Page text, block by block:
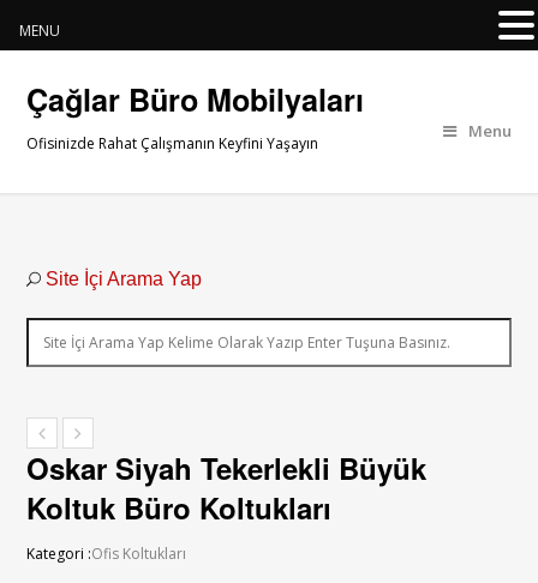
Çağlar Büro Mobilyaları
Ofisinizde Rahat Çalışmanın Keyfini Yaşayın
Menu
Site İçi Arama Yap
Oskar Siyah Tekerlekli Büyük
Koltuk Büro Koltukları
Kategori :Ofis Koltukları
MENU